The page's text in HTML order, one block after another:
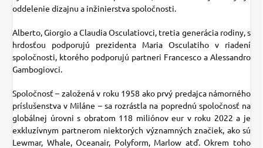
oddelenie dizajnu a inžinierstva spoločnosti.
Alberto, Giorgio a Claudia Osculatiovci, tretia generácia rodiny, s
hrdosťou podporujú prezidenta Maria Osculatiho v riadení
spoločnosti, ktorého podporujú partneri Francesco a Alessandro
Gambogiovci.
Spoločnosť – založená v roku 1958 ako prvý predajca námorného
príslušenstva v Miláne – sa rozrástla na poprednú spoločnosť na
globálnej úrovni s obratom 118 miliónov eur v roku 2022 a je
exkluzívnym partnerom niektorých významných značiek, ako sú
Lewmar, Whale, Oceanair, Polyform, Marlow atď. Okrem toho